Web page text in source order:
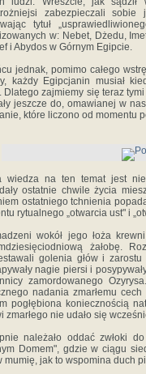
zabezpieczali
tytuł
w: Nebet, Dżedu,
i Abydos w Górnym Egipcie.
jednak, pomimo całego
każdy Egipcjanin musiał
Dlatego zajmiemy się teraz
jeszcze do, omawianej w
które liczono od momentu
wiedza na ten temat jest
ostatnie chwile życia
ostatniego tchnienia
rytualnego „otwarcia ust" i
wokół jego łoża
żałobę.
golenia głów i
nagie piersi i
zamordowanego
nadania zmarłemu
pogłębiona koniecznością
zmarłego nie udało się
należało oddać zwłoki
Domem", gdzie w ciągu
mumię, jak to wspomina duch